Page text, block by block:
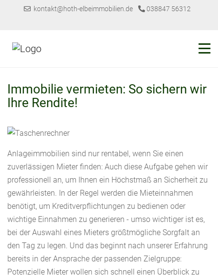
kontakt@hoth-elbeimmobilien.de 038847 56312
Immobilie vermieten: So sichern wir
Ihre Rendite!
Anlageimmobilien sind nur rentabel, wenn Sie einen
zuverlässigen Mieter finden: Auch diese Aufgabe gehen wir
professionell an, um Ihnen ein Höchstmaß an Sicherheit zu
gewährleisten. In der Regel werden die Mieteinnahmen
benötigt, um Kreditverpflichtungen zu bedienen oder
wichtige Einnahmen zu generieren - umso wichtiger ist es,
bei der Auswahl eines Mieters größtmögliche Sorgfalt an
den Tag zu legen. Und das beginnt nach unserer Erfahrung
bereits in der Ansprache der passenden Zielgruppe:
Potenzielle Mieter wollen sich schnell einen Überblick zu